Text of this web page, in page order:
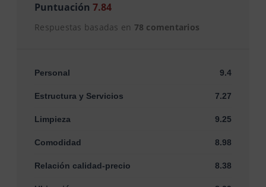
Puntuación 7.84
Respuestas basadas en 78 comentarios
Personal 9.4
Estructura y Servicios 7.27
Limpieza 9.25
Comodidad 8.98
Relación calidad-precio 8.38